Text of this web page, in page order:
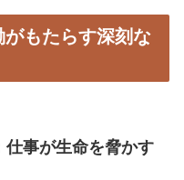
がもたらす深刻な
仕事が生命を脅かす